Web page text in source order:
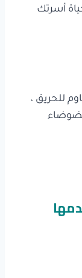
أسرتك
للحريق ،